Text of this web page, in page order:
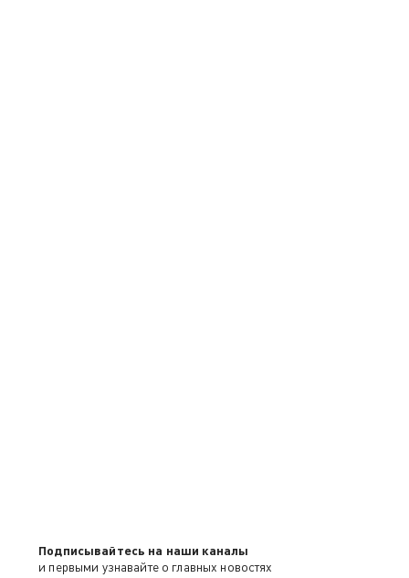
Подписывайтесь на наши каналы
и первыми узнавайте о главных новостях